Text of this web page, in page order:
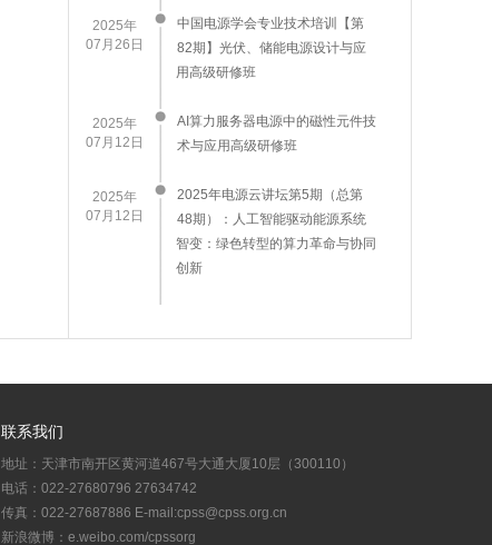
2025年
07月26日
中国电源学会专业技术培训【第
82期】光伏、储能电源设计与应
用高级研修班
2025年
07月12日
AI算力服务器电源中的磁性元件技
术与应用高级研修班
2025年
07月12日
2025年电源云讲坛第5期（总第
48期）：人工智能驱动能源系统
智变：绿色转型的算力革命与协同
创新
联系我们
地址：天津市南开区黄河道467号大通大厦10层（300110）
电话：022-27680796 27634742
传真：022-27687886 E-mail:cpss@cpss.org.cn
新浪微博：e.weibo.com/cpssorg